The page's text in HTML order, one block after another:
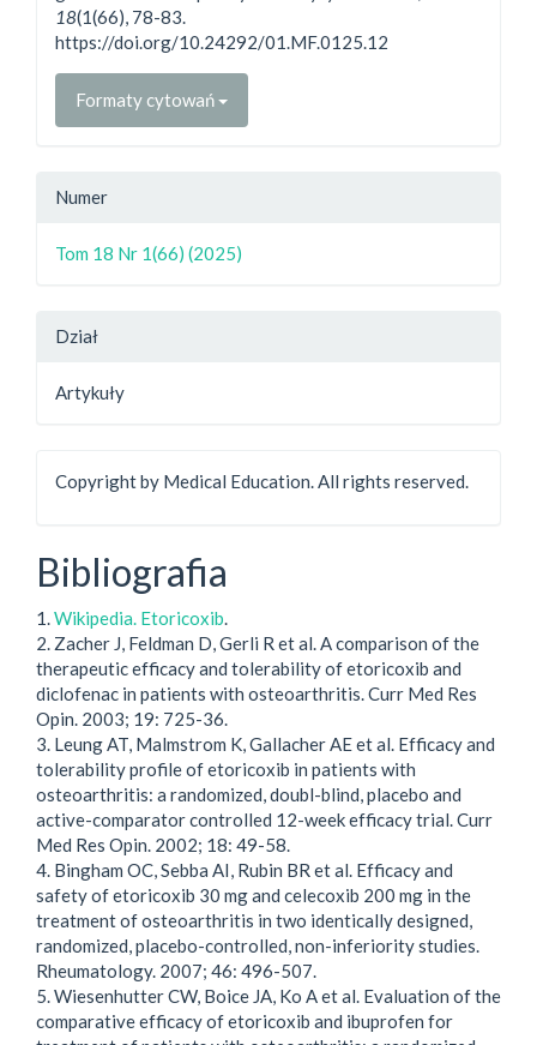
18(1(66), 78-83.
https://doi.org/10.24292/01.MF.0125.12
Formaty cytowań
Numer
Tom 18 Nr 1(66) (2025)
Dział
Artykuły
Copyright by Medical Education. All rights reserved.
Bibliografia
1.Wikipedia. Etoricoxib.
2. Zacher J, Feldman D, Gerli R et al. A comparison of the
therapeutic efficacy and tolerability of etoricoxib and
diclofenac in patients with osteoarthritis. Curr Med Res
Opin. 2003; 19: 725-36.
3. Leung AT, Malmstrom K, Gallacher AE et al. Efficacy and
tolerability profile of etoricoxib in patients with
osteoarthritis: a randomized, doubl-blind, placebo and
active-comparator controlled 12-week efficacy trial. Curr
Med Res Opin. 2002; 18: 49-58.
4. Bingham OC, Sebba AI, Rubin BR et al. Efficacy and
safety of etoricoxib 30 mg and celecoxib 200 mg in the
treatment of osteoarthritis in two identically designed,
randomized, placebo-controlled, non-inferiority studies.
Rheumatology. 2007; 46: 496-507.
5. Wiesenhutter CW, Boice JA, Ko A et al. Evaluation of the
comparative efficacy of etoricoxib and ibuprofen for